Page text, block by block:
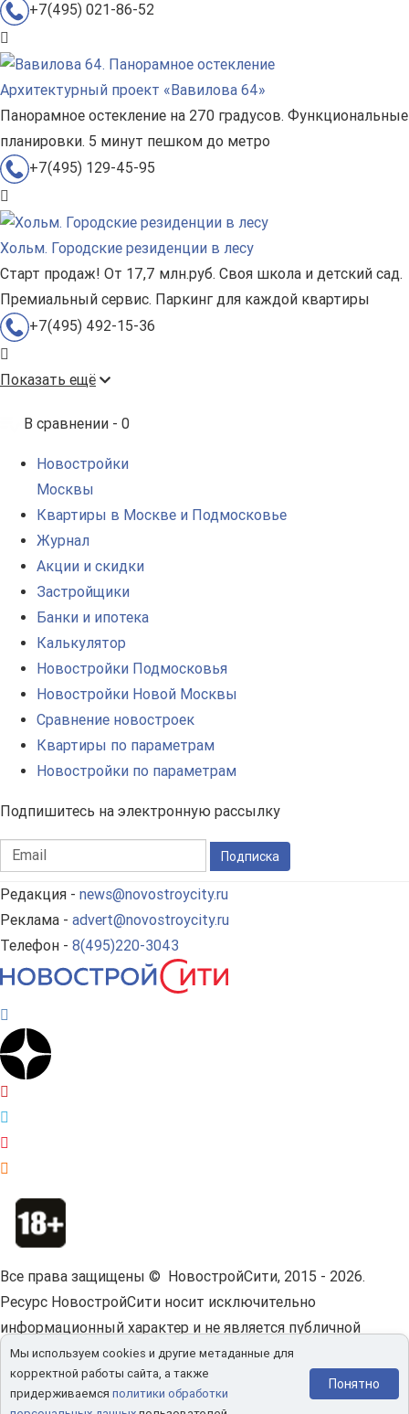
+7(495) 021-86-52
Архитектурный проект «Вавилова 64»
Панорамное остекление на 270 градусов. Функциональные
планировки. 5 минут пешком до метро
+7(495) 129-45-95
Хольм. Городские резиденции в лесу
Старт продаж! От 17,7 млн.руб. Своя школа и детский сад.
Премиальный сервис. Паркинг для каждой квартиры
+7(495) 492-15-36
Показать ещё
В сравнении - 0
Новостройки
Москвы
Квартиры в Москве и Подмосковье
Журнал
Акции и скидки
Застройщики
Банки и ипотека
Калькулятор
Новостройки Подмосковья
Новостройки Новой Москвы
Сравнение новостроек
Квартиры по параметрам
Новостройки по параметрам
Подпишитесь на электронную рассылку
Подписка
Редакция - news@novostroycity.ru
Реклама - advert@novostroycity.ru
Телефон - 8(495)220-3043
Все права защищены © НовостройСити, 2015 - 2026.
Ресурс НовостройСити носит исключительно
информационный характер и не является публичной
офертой.Пользовательское соглашение.
Мы используем cookies и другие метаданные для
корректной работы сайта.
Политика конфиденциальности.
Мы используем cookies и другие метаданные для
корректной работы сайта, а также
придерживаемся политики обработки
Понятно